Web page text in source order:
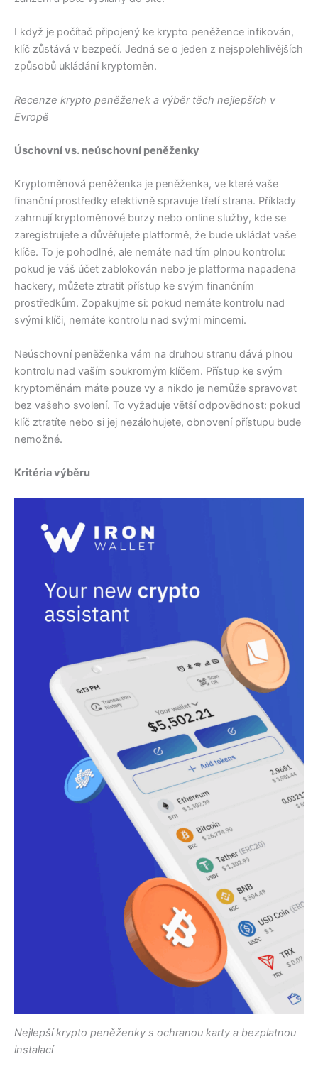
I když je počítač připojený ke krypto peněžence infikován,
klíč zůstává v bezpečí. Jedná se o jeden z nejspolehlivějších
způsobů ukládání kryptoměn.
Recenze krypto peněženek a výběr těch nejlepších v
Evropě
Úschovní vs. neúschovní peněženky
Kryptoměnová peněženka je peněženka, ve které vaše
finanční prostředky efektivně spravuje třetí strana. Příklady
zahrnují kryptoměnové burzy nebo online služby, kde se
zaregistrujete a důvěřujete platformě, že bude ukládat vaše
klíče. To je pohodlné, ale nemáte nad tím plnou kontrolu:
pokud je váš účet zablokován nebo je platforma napadena
hackery, můžete ztratit přístup ke svým finančním
prostředkům. Zopakujme si: pokud nemáte kontrolu nad
svými klíči, nemáte kontrolu nad svými mincemi.
Neúschovní peněženka vám na druhou stranu dává plnou
kontrolu nad vaším soukromým klíčem. Přístup ke svým
kryptoměnám máte pouze vy a nikdo je nemůže spravovat
bez vašeho svolení. To vyžaduje větší odpovědnost: pokud
klíč ztratíte nebo si jej nezálohujete, obnovení přístupu bude
nemožné.
Kritéria výběru
Nejlepší krypto peněženky s ochranou karty a bezplatnou
instalací